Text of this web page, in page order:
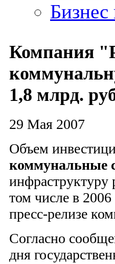
Компания
1,8 млрд.
29 Мая 2007
Объем
коммунальные
инфраструктуру
том числе в
пресс-релизе
Согласно
дня